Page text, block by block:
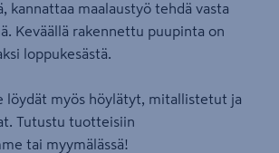
kannattaa maalaustyö tehdä vasta
Keväällä rakennettu puupinta on
loppukesästä.
löydät myös höylätyt, mitallistetut ja
Tutustu tuotteisiin
tai myymälässä!